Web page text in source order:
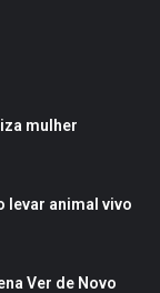
mulher
levar animal vivo
Ver de Novo